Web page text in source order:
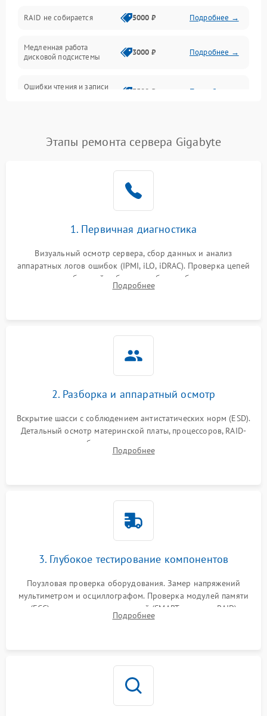
Контроллеры и интерфейсы
Виртуализация и сервисы
Программные сбои
Влага и внешные воздействия
RAID не собирается 5000 ₽ Подробнее →
Медленная работа
дисковой подсистемы
3000 ₽ Подробнее →
Ошибки чтения и записи
3500 ₽ Подробнее →
Этапы ремонта сервера Gigabyte
1. Первичная диагностика
Визуальный осмотр сервера, сбор данных и анализ
аппаратных логов ошибок (IPMI, iLO, iDRAC). Проверка цепей
питания и базовой работоспособности без вскрытия
корпуса для быстрой локализации сбоя.
Подробнее
2. Разборка и аппаратный осмотр
Вскрытие шасси с соблюдением антистатических норм (ESD).
Детальный осмотр материнской платы, процессоров, RAID-
контроллеров и блоков питания на наличие термических
повреждений, прогаров или окислений.
Подробнее
3. Глубокое тестирование компонентов
Поузловая проверка оборудования. Замер напряжений
мультиметром и осциллографом. Проверка модулей памяти
(ECC) и состояния накопителей (SMART, массивы RAID)
специализированными диагностическими утилитами.
Подробнее